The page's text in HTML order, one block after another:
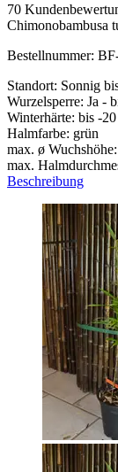
70
Chimonobambusa
Bestellnummer:
Standort: Sonnig
Wurzelsperre: Ja -
Winterhärte: bis -
Halmfarbe: grün
max. ø
max.
Beschreibung